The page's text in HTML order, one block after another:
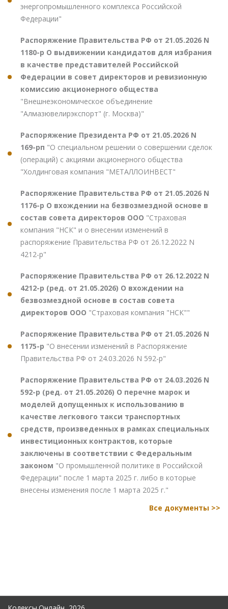
энергопромышленного комплекса Российской
Федерации"
Распоряжение Правительства РФ от 21.05.2026 N
1180-р О выдвижении кандидатов для избрания
в качестве представителей Российской
Федерации в совет директоров и ревизионную
комиссию акционерного общества
"Внешнеэкономическое объединение
"Алмазювелирэкспорт" (г. Москва)"
Распоряжение Президента РФ от 21.05.2026 N
169-рп "О специальном решении о совершении сделок
(операций) с акциями акционерного общества
"Холдинговая компания "МЕТАЛЛОИНВЕСТ"
Распоряжение Правительства РФ от 21.05.2026 N
1176-р О вхождении на безвозмездной основе в
состав совета директоров ООО "Страховая
компания "НСК" и о внесении изменений в
распоряжение Правительства РФ от 26.12.2022 N
4212-р"
Распоряжение Правительства РФ от 26.12.2022 N
4212-р (ред. от 21.05.2026) О вхождении на
безвозмездной основе в состав совета
директоров ООО "Страховая компания "НСК""
Распоряжение Правительства РФ от 21.05.2026 N
1175-р "О внесении изменений в Распоряжение
Правительства РФ от 24.03.2026 N 592-р"
Распоряжение Правительства РФ от 24.03.2026 N
592-р (ред. от 21.05.2026) О перечне марок и
моделей допущенных к использованию в
качестве легкового такси транспортных
средств, произведенных в рамках специальных
инвестиционных контрактов, которые
заключены в соответствии с Федеральным
законом "О промышленной политике в Российской
Федерации" после 1 марта 2025 г. либо в которые
внесены изменения после 1 марта 2025 г."
Все документы >>